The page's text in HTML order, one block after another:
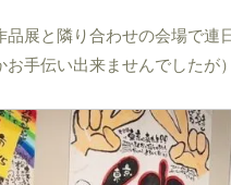
展と隣り合わせの会場で
お手伝い出来ませんでした